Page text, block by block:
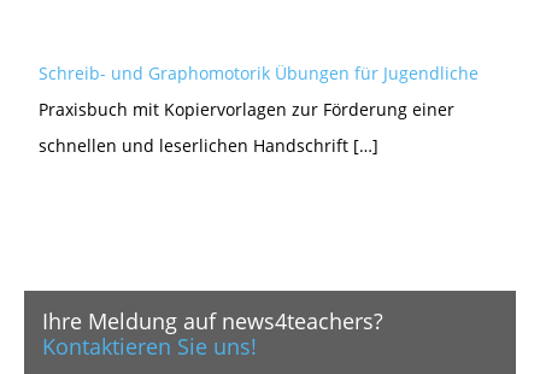
Schreib- und Graphomotorik Übungen für Jugendliche
Praxisbuch mit Kopiervorlagen zur Förderung einer
schnellen und leserlichen Handschrift […]
Ihre Meldung auf news4teachers?
Kontaktieren Sie uns!